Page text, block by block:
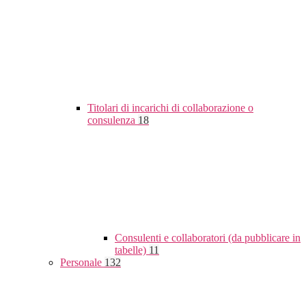
Titolari di incarichi di collaborazione o
consulenza 18
Consulenti e collaboratori (da pubblicare in
tabelle) 11
Personale 132